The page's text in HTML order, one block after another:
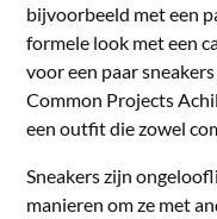
bijvoorbeeld met een
formele look met een
voor een paar
Common Projects
een outfit die zowel
Sneakers zijn
manieren om ze met